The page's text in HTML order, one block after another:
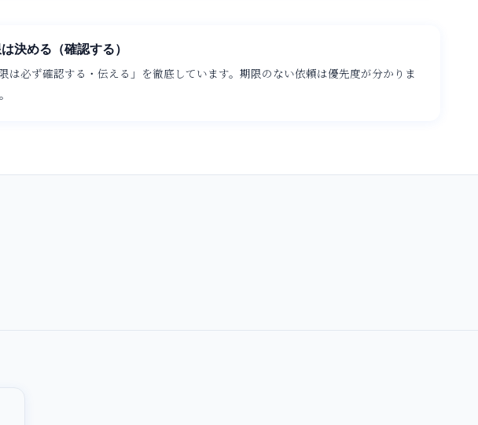
決める（確認する）
限は必ず確認する・伝える」を徹底しています。期限のない依頼は優先度が分かりま